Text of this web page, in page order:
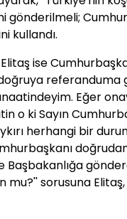
gönderilmeli;
kullandı.
ise
referanduma
Eğer
o ki Sayın
herhangi bir
mu?'' sorusuna